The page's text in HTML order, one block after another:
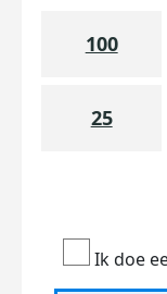
100
25
Ik doe